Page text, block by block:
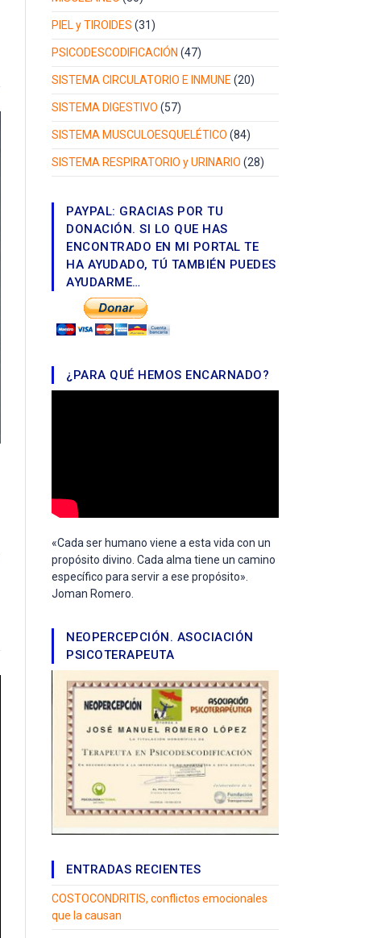
PIEL y TIROIDES (31)
PSICODESCODIFICACIÓN (47)
SISTEMA CIRCULATORIO E INMUNE (20)
SISTEMA DIGESTIVO (57)
SISTEMA MUSCULOESQUELÉTICO (84)
SISTEMA RESPIRATORIO y URINARIO (28)
PAYPAL: GRACIAS POR TU
DONACIÓN. SI LO QUE HAS
ENCONTRADO EN MI PORTAL TE
HA AYUDADO, TÚ TAMBIÉN PUEDES
AYUDARME…
¿PARA QUÉ HEMOS ENCARNADO?
«Cada ser humano viene a esta vida con un
propósito divino. Cada alma tiene un camino
específico para servir a ese propósito».
Joman Romero.
NEOPERCEPCIÓN. ASOCIACIÓN
PSICOTERAPEUTA
ENTRADAS RECIENTES
COSTOCONDRITIS, conflictos emocionales
que la causan